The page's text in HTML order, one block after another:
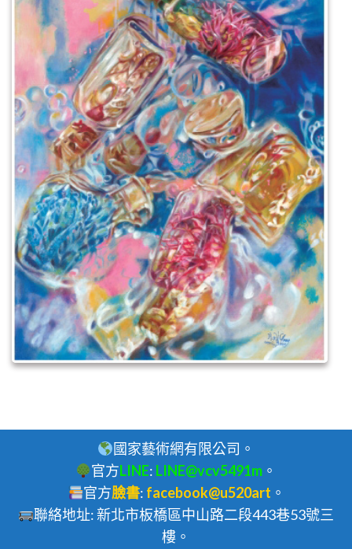
國家藝術網有限公司。
官方LINE: LINE@vcv5491m 。
官方臉書: facebook@u520art 。
聯絡地址: 新北市板橋區中山路二段443巷53號三
樓。